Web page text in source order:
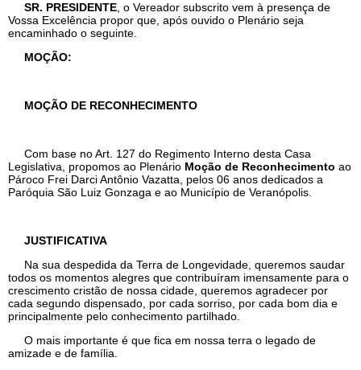
SR. PRESIDENTE , o Vereador subscrito vem à presença de
Vossa Excelência propor que, após ouvido o Plenário seja
encaminhado o seguinte.
MOÇÃO:
MOÇÃO DE RECONHECIMENTO
Com base no Art. 127 do Regimento Interno desta Casa
Legislativa, propomos ao Plenário Moção de Reconhecimento ao
Pároco Frei Darci Antônio Vazatta, pelos 06 anos dedicados a
Paróquia São Luiz Gonzaga e ao Município de Veranópolis.
JUSTIFICATIVA
Na sua despedida da Terra de Longevidade, queremos saudar
todos os momentos alegres que contribuíram imensamente para o
crescimento cristão de nossa cidade, queremos agradecer por
cada segundo dispensado, por cada sorriso, por cada bom dia e
principalmente pelo conhecimento partilhado.
O mais importante é que fica em nossa terra o legado de
amizade e de família.